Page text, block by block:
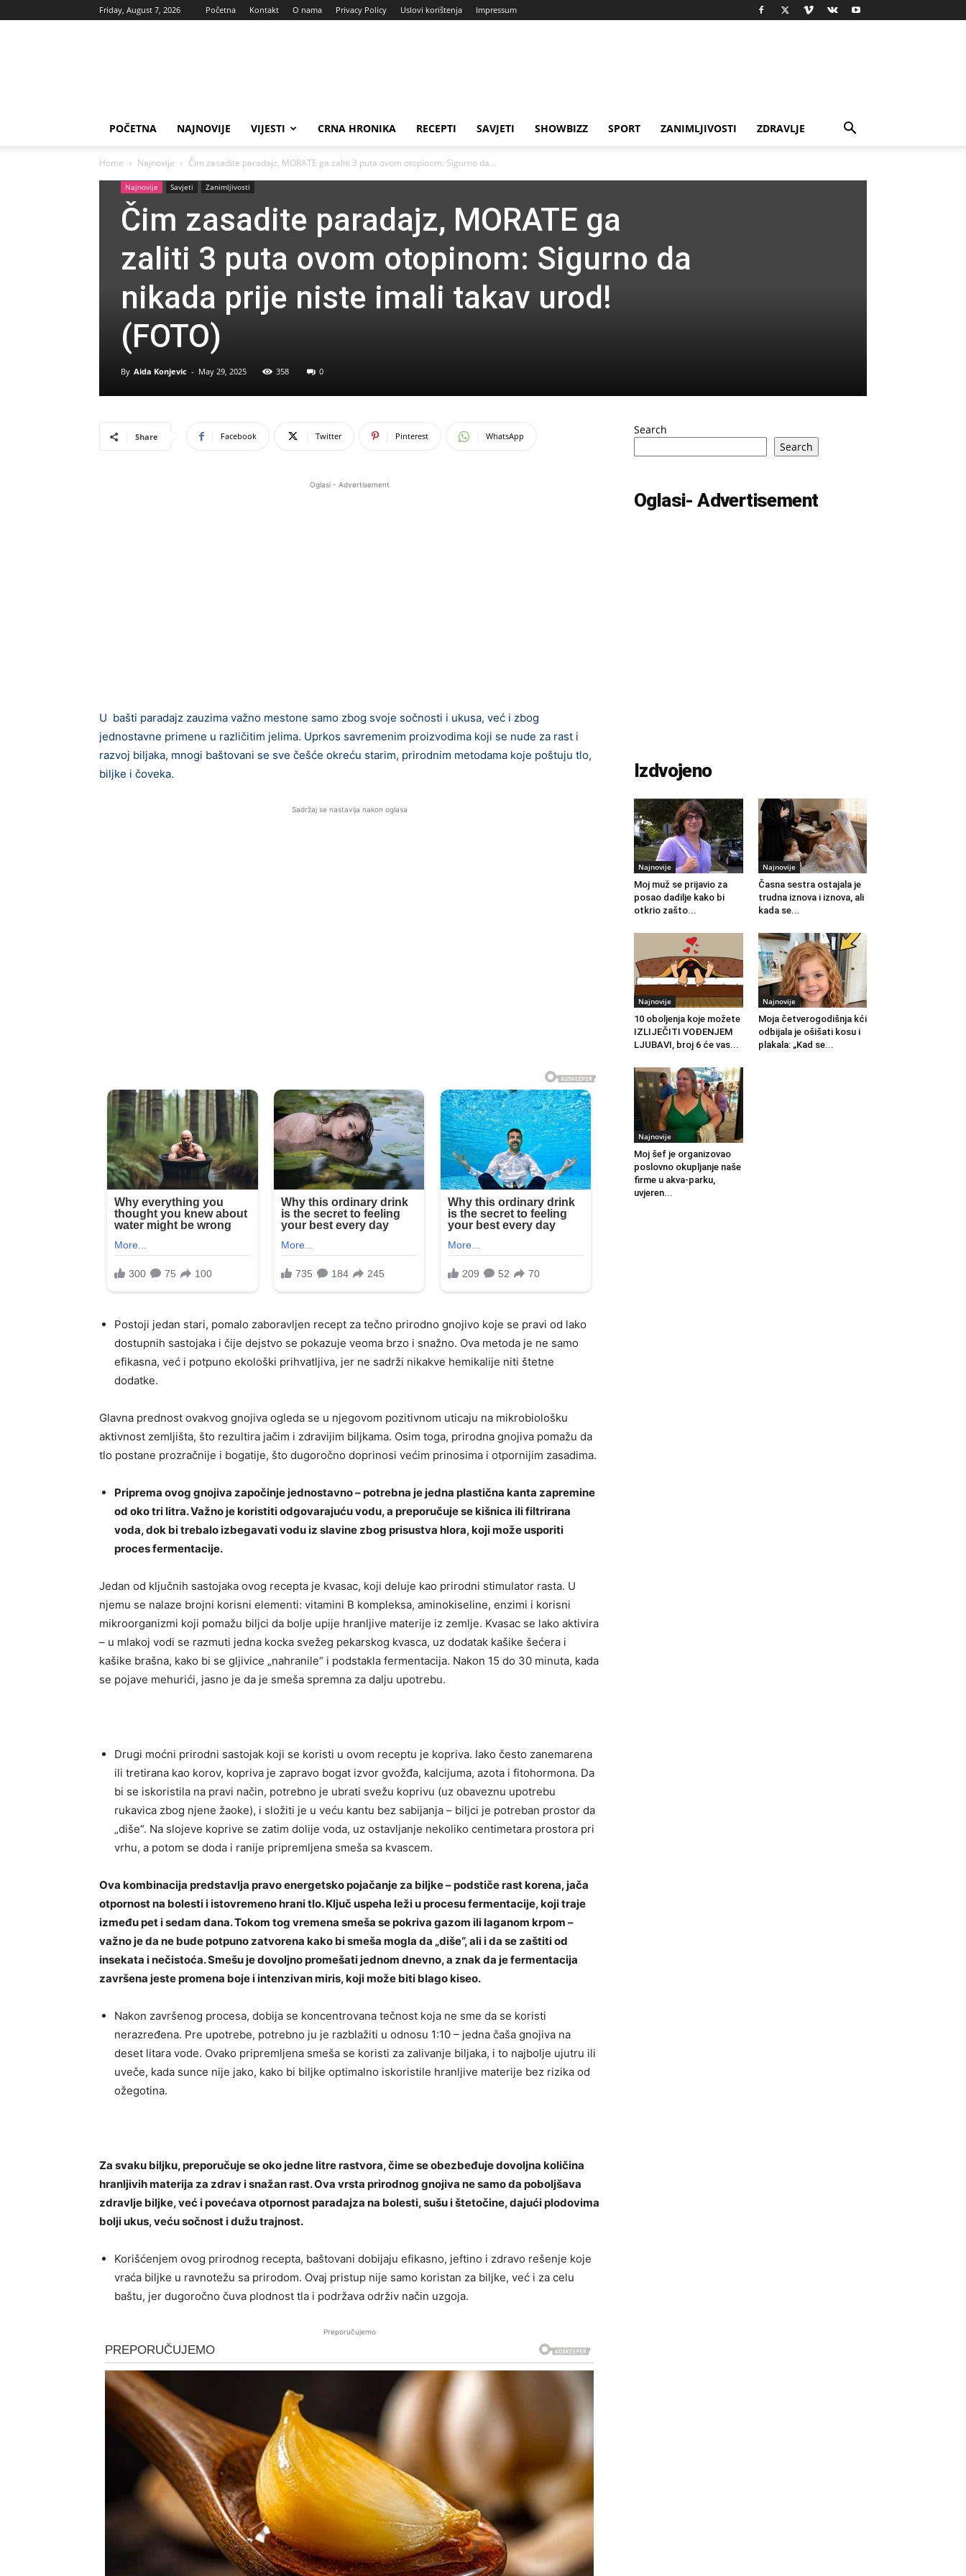
Friday, August 7, 2026 Početna Kontakt O nama Privacy Policy Uslovi korištenja Impressum
POČETNA NAJNOVIJE VIJESTI CRNA HRONIKA RECEPTI SAVJETI SHOWBIZZ SPORT ZANIMLJIVOSTI ZDRAVLJE
Home Najnovije Čim zasadite paradajz, MORATE ga zaliti 3 puta ovom otopinom: Sigurno da...
Najnovije Savjeti Zanimljivosti
Čim zasadite paradajz, MORATE ga
zaliti 3 puta ovom otopinom: Sigurno da
nikada prije niste imali takav urod!
(FOTO)
By Aida Konjevic - May 29, 2025 358 0
Share Facebook Twitter Pinterest WhatsApp
Oglasi - Advertisement
U bašti paradajz zauzima važno mestone samo zbog svoje sočnosti i ukusa, već i zbog
jednostavne primene u različitim jelima. Uprkos savremenim proizvodima koji se nude za rast i
razvoj biljaka, mnogi baštovani se sve češće okreću starim, prirodnim metodama koje poštuju tlo,
biljke i čoveka.
Sadržaj se nastavlja nakon oglasa
Postoji jedan stari, pomalo zaboravljen recept za tečno prirodno gnojivo koje se pravi od lako
dostupnih sastojaka i čije dejstvo se pokazuje veoma brzo i snažno. Ova metoda je ne samo
efikasna, već i potpuno ekološki prihvatljiva, jer ne sadrži nikakve hemikalije niti štetne
dodatke.
Glavna prednost ovakvog gnojiva ogleda se u njegovom pozitivnom uticaju na mikrobiološku
aktivnost zemljišta, što rezultira jačim i zdravijim biljkama. Osim toga, prirodna gnojiva pomažu da
tlo postane prozračnije i bogatije, što dugoročno doprinosi većim prinosima i otpornijim zasadima.
Priprema ovog gnojiva započinje jednostavno – potrebna je jedna plastična kanta zapremine
od oko tri litra. Važno je koristiti odgovarajuću vodu, a preporučuje se kišnica ili filtrirana
voda, dok bi trebalo izbegavati vodu iz slavine zbog prisustva hlora, koji može usporiti
proces fermentacije.
Jedan od ključnih sastojaka ovog recepta je kvasac, koji deluje kao prirodni stimulator rasta. U
njemu se nalaze brojni korisni elementi: vitamini B kompleksa, aminokiseline, enzimi i korisni
mikroorganizmi koji pomažu biljci da bolje upije hranljive materije iz zemlje. Kvasac se lako aktivira
– u mlakoj vodi se razmuti jedna kocka svežeg pekarskog kvasca, uz dodatak kašike šećera i
kašike brašna, kako bi se gljivice „nahranile“ i podstakla fermentacija. Nakon 15 do 30 minuta, kada
se pojave mehurići, jasno je da je smeša spremna za dalju upotrebu.
Drugi moćni prirodni sastojak koji se koristi u ovom receptu je kopriva. Iako često zanemarena
ili tretirana kao korov, kopriva je zapravo bogat izvor gvožđa, kalcijuma, azota i fitohormona. Da
bi se iskoristila na pravi način, potrebno je ubrati svežu koprivu (uz obaveznu upotrebu
rukavica zbog njene žaoke), i složiti je u veću kantu bez sabijanja – biljci je potreban prostor da
„diše“. Na slojeve koprive se zatim dolije voda, uz ostavljanje nekoliko centimetara prostora pri
vrhu, a potom se doda i ranije pripremljena smeša sa kvascem.
Ova kombinacija predstavlja pravo energetsko pojačanje za biljke – podstiče rast korena, jača
otpornost na bolesti i istovremeno hrani tlo. Ključ uspeha leži u procesu fermentacije, koji traje
između pet i sedam dana. Tokom tog vremena smeša se pokriva gazom ili laganom krpom –
važno je da ne bude potpuno zatvorena kako bi smeša mogla da „diše“, ali i da se zaštiti od
insekata i nečistoća. Smešu je dovoljno promešati jednom dnevno, a znak da je fermentacija
završena jeste promena boje i intenzivan miris, koji može biti blago kiseo.
Nakon završenog procesa, dobija se koncentrovana tečnost koja ne sme da se koristi
nerazređena. Pre upotrebe, potrebno ju je razblažiti u odnosu 1:10 – jedna čaša gnojiva na
deset litara vode. Ovako pripremljena smeša se koristi za zalivanje biljaka, i to najbolje ujutru ili
uveče, kada sunce nije jako, kako bi biljke optimalno iskoristile hranljive materije bez rizika od
ožegotina.
Za svaku biljku, preporučuje se oko jedne litre rastvora, čime se obezbeđuje dovoljna količina
hranljivih materija za zdrav i snažan rast. Ova vrsta prirodnog gnojiva ne samo da poboljšava
zdravlje biljke, već i povećava otpornost paradajza na bolesti, sušu i štetočine, dajući plodovima
bolji ukus, veću sočnost i dužu trajnost.
Korišćenjem ovog prirodnog recepta, baštovani dobijaju efikasno, jeftino i zdravo rešenje koje
vraća biljke u ravnotežu sa prirodom. Ovaj pristup nije samo koristan za biljke, već i za celu
baštu, jer dugoročno čuva plodnost tla i podržava održiv način uzgoja.
Preporučujemo
Search
Search
Oglasi- Advertisement
Izdvojeno
Najnovije
Moj muž se prijavio za
posao dadilje kako bi
otkrio zašto...
Najnovije
Časna sestra ostajala je
trudna iznova i iznova, ali
kada se...
Najnovije
10 oboljenja koje možete
IZLIJEČITI VOĐENJEM
LJUBAVI, broj 6 će vas...
Najnovije
Moja četverogodišnja kći
odbijala je ošišati kosu i
plakala: „Kad se...
Najnovije
Moj šef je organizovao
poslovno okupljanje naše
firme u akva-parku,
uvjeren...